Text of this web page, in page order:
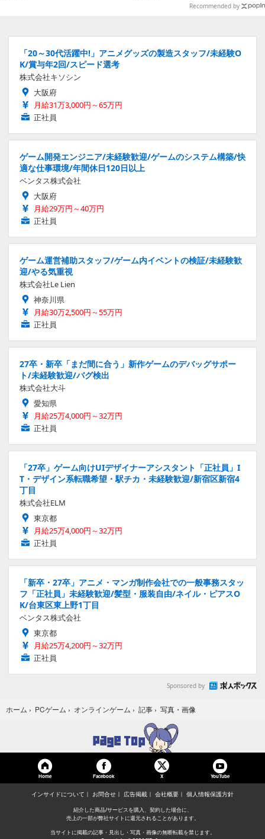
Recommended by
「20～30代活躍中!」アニメグッズの製造スタッフ/未経験O
K/賞与年2回/スピード選考
株式会社キソシン
大阪府
月給31万3,000円～65万円
正社員
ゲーム開発エンジニア/未経験歓迎/ゲームのシステム構築/快
適な仕事環境/年間休日120日以上
ベンタス株式会社
大阪府
月給29万円～40万円
正社員
ゲーム運営補助スタッフ/ゲーム内イベントの検証/未経験歓
迎/やる気重視
株式会社Le Lien
神奈川県
月給30万2,500円～55万円
正社員
27卒・新卒「まだ間に合う」新作ゲームのデバッグサポー
ト/未経験歓迎/バグ検出
株式会社大斗
愛知県
月給25万4,000円～32万円
正社員
「27卒」ゲーム向けUIデザイナーアシスタント「正社員」I
T・デザイン系転職希望・駅チカ・未経験歓迎/新宿区新宿4
丁目
株式会社ELM
東京都
月給25万4,000円～32万円
正社員
「新卒・27卒」アニメ・マンガ制作会社での一般事務スタッ
フ「正社員」未経験歓迎/髪型・服装自由/ネイル・ピアスO
K/台東区東上野1丁目
ベンタス株式会社
東京都
月給25万4,200円～32万円
正社員
Sponsored by
ホーム › PCゲーム › オンラインゲーム › 記事 › 写真・画像
Home Facebook X YouTube
インサイドについて お問合せ 広告掲載 会社概要 個人情報保護方針
紹介した商品/サービスを購入、契約した場合に、
売上の一部が弊社サイトに還元されることがあります。
当サイトに掲載の記事・見出し・写真・画像の無断転載を禁じます。